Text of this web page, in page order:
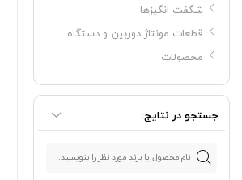
شگفت انگیزها
قطعات مونتاژ دوربین و دستگاه
محصولات
جستجو در نتایج: